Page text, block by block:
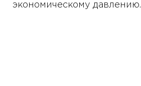
экономическому давлению.